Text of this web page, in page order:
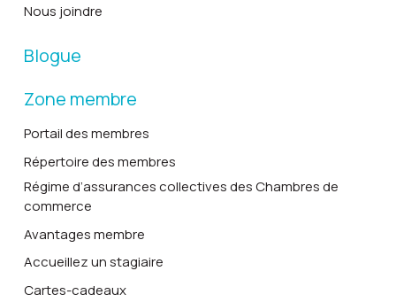
Nous joindre
Blogue
Zone membre
Portail des membres
Répertoire des membres
Régime d’assurances collectives des Chambres de
commerce
Avantages membre
Accueillez un stagiaire
Cartes-cadeaux